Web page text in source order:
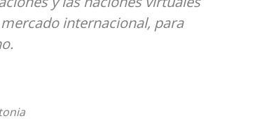
internacional, para